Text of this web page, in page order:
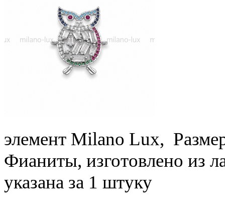
элемент Milano Lux,
Фианиты, изготовлено из
указана за 1 штуку